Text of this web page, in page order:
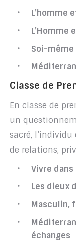
L’homme
L’Homme
Soi-même
Classe de
En classe de
un
sacré,
de relations,
Vivre dans
Les dieux
Masculin,
échanges